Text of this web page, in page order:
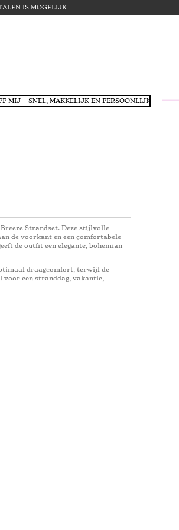
IS MOGELIJK
MIJ – SNEL, MAKKELIJK EN PERSOONLIJK
Strandset. Deze stijlvolle
de voorkant en een comfortabele
de outfit een elegante, bohemian
draagcomfort, terwijl de
voor een stranddag, vakantie,